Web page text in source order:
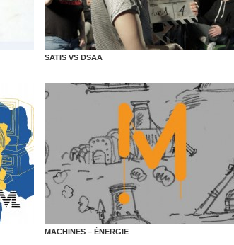
SATIS VS DSAA
MACHINES – ÉNERGIE